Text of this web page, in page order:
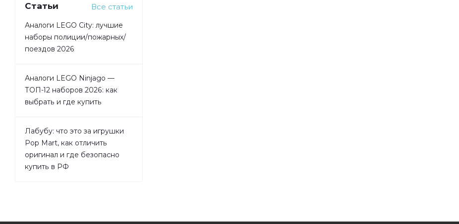
Статьи Все статьи
Аналоги LEGO City: лучшие
наборы полиции/пожарных/
поездов 2026
Аналоги LEGO Ninjago —
ТОП-12 наборов 2026: как
выбрать и где купить
Лабубу: что это за игрушки
Pop Mart, как отличить
оригинал и где безопасно
купить в РФ